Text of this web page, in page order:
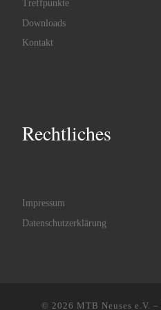
Treffpunkte
Downloads
Kontakt
Rechtliches
Impressum
Datenschutzerklärung
© 2026 MTB Neuses e.V. –